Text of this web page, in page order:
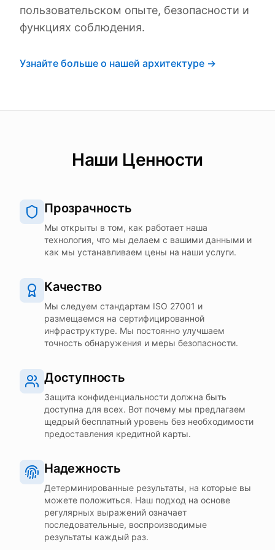
пользовательском опыте, безопасности и
функциях соблюдения.
Узнайте больше о нашей архитектуре →
Наши Ценности
Прозрачность
Мы открыты в том, как работает наша
технология, что мы делаем с вашими данными и
как мы устанавливаем цены на наши услуги.
Качество
Мы следуем стандартам ISO 27001 и
размещаемся на сертифицированной
инфраструктуре. Мы постоянно улучшаем
точность обнаружения и меры безопасности.
Доступность
Защита конфиденциальности должна быть
доступна для всех. Вот почему мы предлагаем
щедрый бесплатный уровень без необходимости
предоставления кредитной карты.
Надежность
Детерминированные результаты, на которые вы
можете положиться. Наш подход на основе
регулярных выражений означает
последовательные, воспроизводимые
результаты каждый раз.